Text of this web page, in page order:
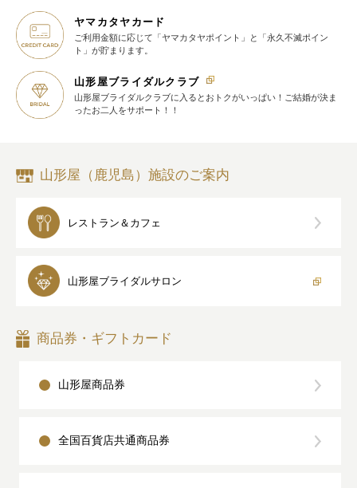
ヤマカタヤカード
ご利用金額に応じて 「ヤマカタヤポイント」と
「永久不滅ポイン
ト」が貯まります。
山形屋ブライダルクラブ
山形屋ブライダルクラブに入ると おトクがいっぱい！ ご結婚が決ま
ったお二人をサポート！！
山形屋（鹿児島）施設のご案内
レストラン＆カフェ
山形屋ブライダルサロン
商品券・ギフトカード
山形屋商品券
全国百貨店共通商品券